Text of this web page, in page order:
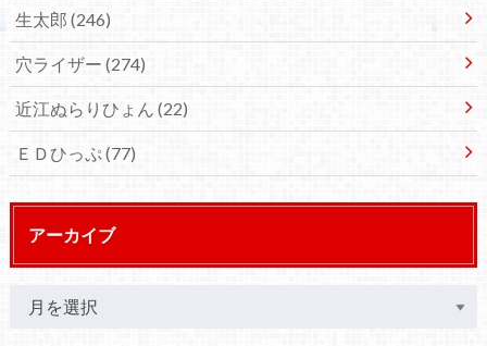
生太郎 (246)
穴ライザー (274)
近江ぬらりひょん (22)
ＥＤひっぷ (77)
アーカイブ